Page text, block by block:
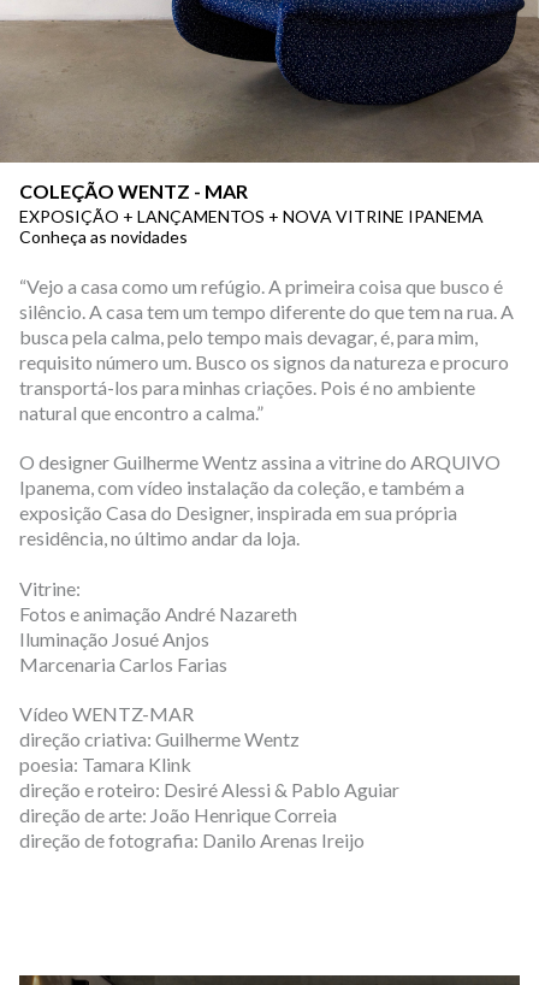
COLEÇÃO WENTZ - MAR
EXPOSIÇÃO + LANÇAMENTOS + NOVA VITRINE IPANEMA
Conheça as novidades
“Vejo a casa como um refúgio. A primeira coisa que busco é
silêncio. A casa tem um tempo diferente do que tem na rua. A
busca pela calma, pelo tempo mais devagar, é, para mim,
requisito número um. Busco os signos da natureza e procuro
transportá-los para minhas criações. Pois é no ambiente
natural que encontro a calma.”
O designer Guilherme Wentz assina a vitrine do ARQUIVO
Ipanema, com vídeo instalação da coleção, e também a
exposição Casa do Designer, inspirada em sua própria
residência, no último andar da loja.
Vitrine:
Fotos e animação André Nazareth
Iluminação Josué Anjos
Marcenaria Carlos Farias
Vídeo WENTZ-MAR
direção criativa: Guilherme Wentz
poesia: Tamara Klink
direção e roteiro: Desiré Alessi & Pablo Aguiar
direção de arte: João Henrique Correia
direção de fotografia: Danilo Arenas Ireijo